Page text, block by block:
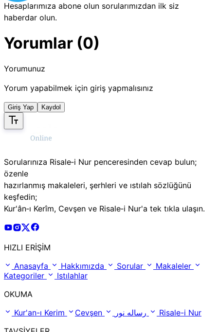
Hesaplarımıza abone olun sorularımızdan ilk siz
haberdar olun.
Yorumlar (0)
Yorumunuz
Yorum yapabilmek için giriş yapmalısınız
Giriş Yap Kaydol
Sorularınıza Risale‑i Nur penceresinden cevap bulun;
özenle
hazırlanmış makaleleri, şerhleri ve ıstılah sözlüğünü
keşfedin;
Kur'ân‑ı Kerîm, Cevşen ve Risale‑i Nur'a tek tıkla ulaşın.
Risale Online Youtube Hesabı
Risale Online Instagram Hesabı
Risale Online X Hesabı
HIZLI ERİŞİM
Anasayfa
Hakkımızda Sorular
Makaleler
Kategoriler
Istılahlar
OKUMA
Kur'an-ı Kerim
Cevşen
Risale-i Nur